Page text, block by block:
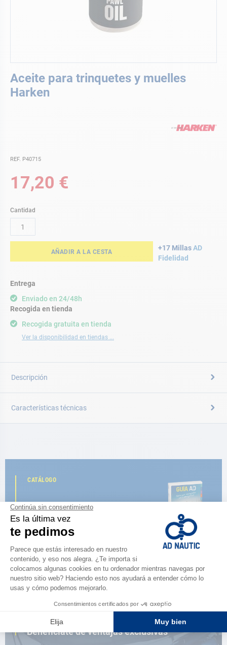
Aceite para trinquetes y muelles
Harken
REF. P40715
17,20 €
Cantidad
AÑADIR A LA CESTA +17 MillasAD
Fidelidad
Entrega
Enviado en 24/48h
Recogida gratuita en tienda
Ver la disponibilidad en tiendas ...
Recogida en tienda
al
comienzo
de
Descripción
Características técnicas
CATÁLOGO
Descubre
la nueva guía AD 2026
NAVEGAR POR EL CATÁLOGO
ESPACIO FIDELIDAD
¿Eres apasionado?
Benefíciate de ventajas exclusivas